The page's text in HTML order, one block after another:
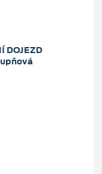
DOJEZD